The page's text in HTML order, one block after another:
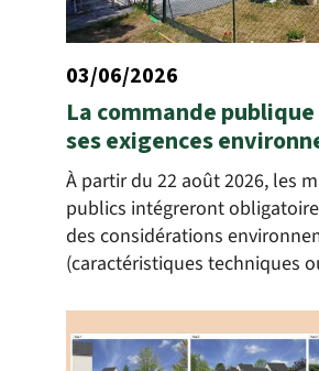
03/06/2026
La commande
ses exigences
À partir du 22 août 2026, les
publics intégreront
des considérations
(caractéristiques techniques